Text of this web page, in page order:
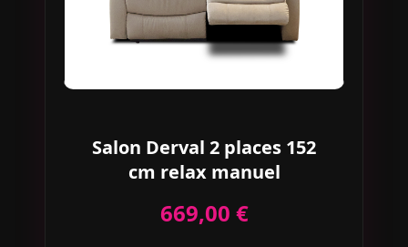
Salon Derval 2 places 152
cm relax manuel
669,00 €